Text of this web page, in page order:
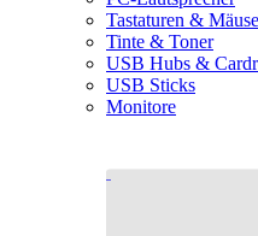
Tastaturen & Mäuse
Tinte & Toner
USB Hubs &
USB Sticks
Monitore